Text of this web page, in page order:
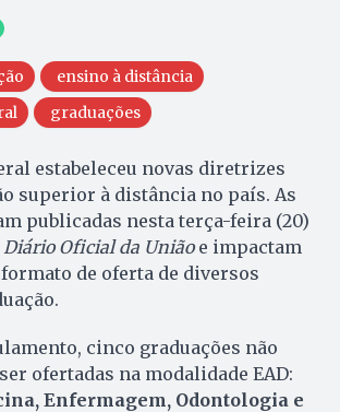
ensino à distância
graduações
estabeleceu novas diretrizes
superior à distância no país. As
publicadas nesta terça-feira (20)
Diário Oficial da Uniãoe impactam
de oferta de diversos
cinco graduações não
ofertadas na modalidade EAD:
Enfermagem, Odontologia e